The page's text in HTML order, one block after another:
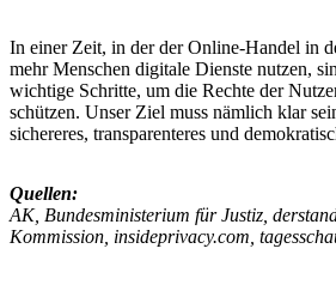
In einer Zeit, in der der Online-Handel in
mehr Menschen digitale Dienste nutzen,
wichtige Schritte, um die Rechte der
schützen. Unser Ziel muss nämlich klar
sichereres, transparenteres und
Quellen:
AK, Bundesministerium für Justiz,
Kommission, insideprivacy.com,